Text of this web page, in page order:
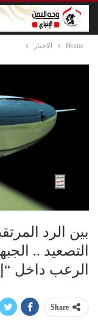
Home الاخبار
التصعيد ..
الرعب داخل
Share